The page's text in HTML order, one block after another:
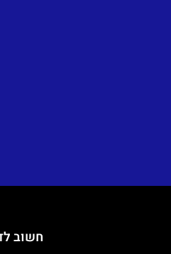
חשוב